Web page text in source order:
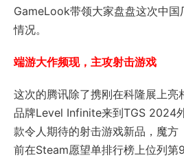
GameLook带领大家盘盘这次中
情况。
端游大作频现，主攻射击游戏
这次的腾讯除了携刚在科隆展上亮
品牌Level Infinite来到TGS 2024
款令人期待的射击游戏新品，魔方
前在Steam愿望单排行榜上位列第